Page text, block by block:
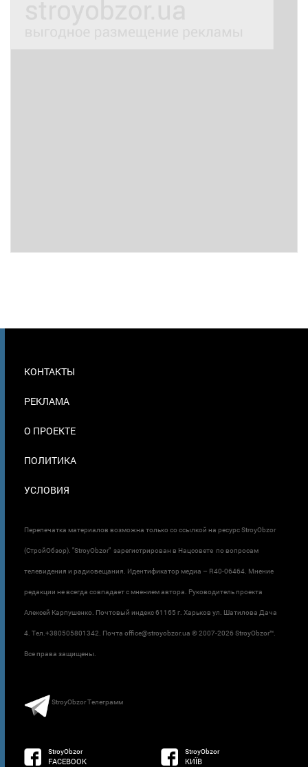
В
КОНТАКТЫ
РЕКЛАМА
О ПРОЕКТЕ
ПОЛИТИКА
УСЛОВИЯ
Перепечатка материалов возможна только со ссылкой на ресурс StroyObzor
(СтройОбзор). "StroyObzor" зарегистрирован в Нацсовете по вопросам
телевидения и радиовещания. Идентификатор медиа – R40-06464. Мнение
редакции не всегда совпадает с мнением автора. Руководитель проекта
Алексей Карпушенко. Почтовый индекс 61165 г. Харьков ул. Шатилова Дача
4. Тел.+380505801342. Почта office@stroyobzor.ua © 2007-2026 StroyObzor™.
Все права защищены.
StroyObzor Телеграмм
StroyObzor
FACEBOOK
StroyObzor
КИЇВ